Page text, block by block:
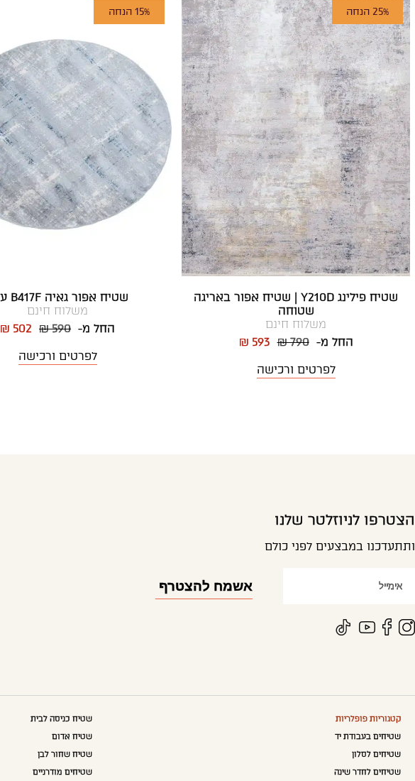
25% הנחה
שטיח פילינג Y210D | שטיח אפור באריגה
שטוחה
משלוח חינם
החל מ-₪ 790
₪ 593
לפרטים ורכישה
15% הנחה
שטיח אפור גאיה B417F עגול
משלוח חינם
החל מ- ₪ 590
₪ 502
לפרטים ורכישה
הצטרפו לניוזלטר שלנו
ותתעדכנו במבצעים לפני כולם
קטגוריות פופלריות
שטיחים בעבודת יד
שטיחים לסלון
שטיחים לחדר שינה
שטיח כניסה לבית
שטיח אדום
שטיח שחור לבן
שטיחים מודרניים